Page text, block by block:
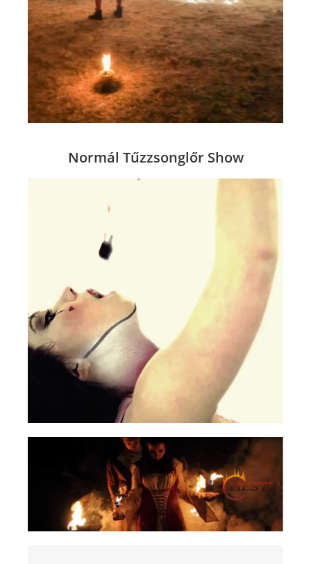
Normál Tűzzsonglőr Show